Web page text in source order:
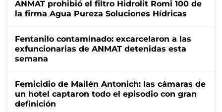
ANMAT prohibió el filtro Hidrolit Romi 100 de
la firma Agua Pureza Soluciones Hídricas
Fentanilo contaminado: excarcelaron a las
exfuncionarias de ANMAT detenidas esta
semana
Femicidio de Mailén Antonich: las cámaras de
un hotel captaron todo el episodio con gran
definición